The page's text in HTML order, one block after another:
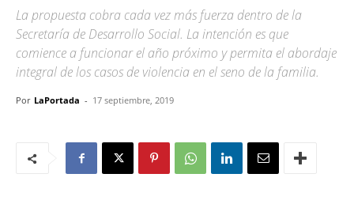
La propuesta cobra cada vez más fuerza dentro de la
Secretaría de Desarrollo Social. La intención es que
comience a funcionar el año próximo y permita el abordaje
integral de los casos de violencia en el seno de la familia.
Por LaPortada - 17 septiembre, 2019